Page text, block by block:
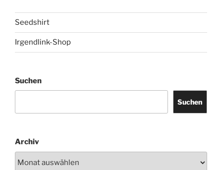
Seedshirt
Irgendlink-Shop
Suchen
Suchen
Archiv